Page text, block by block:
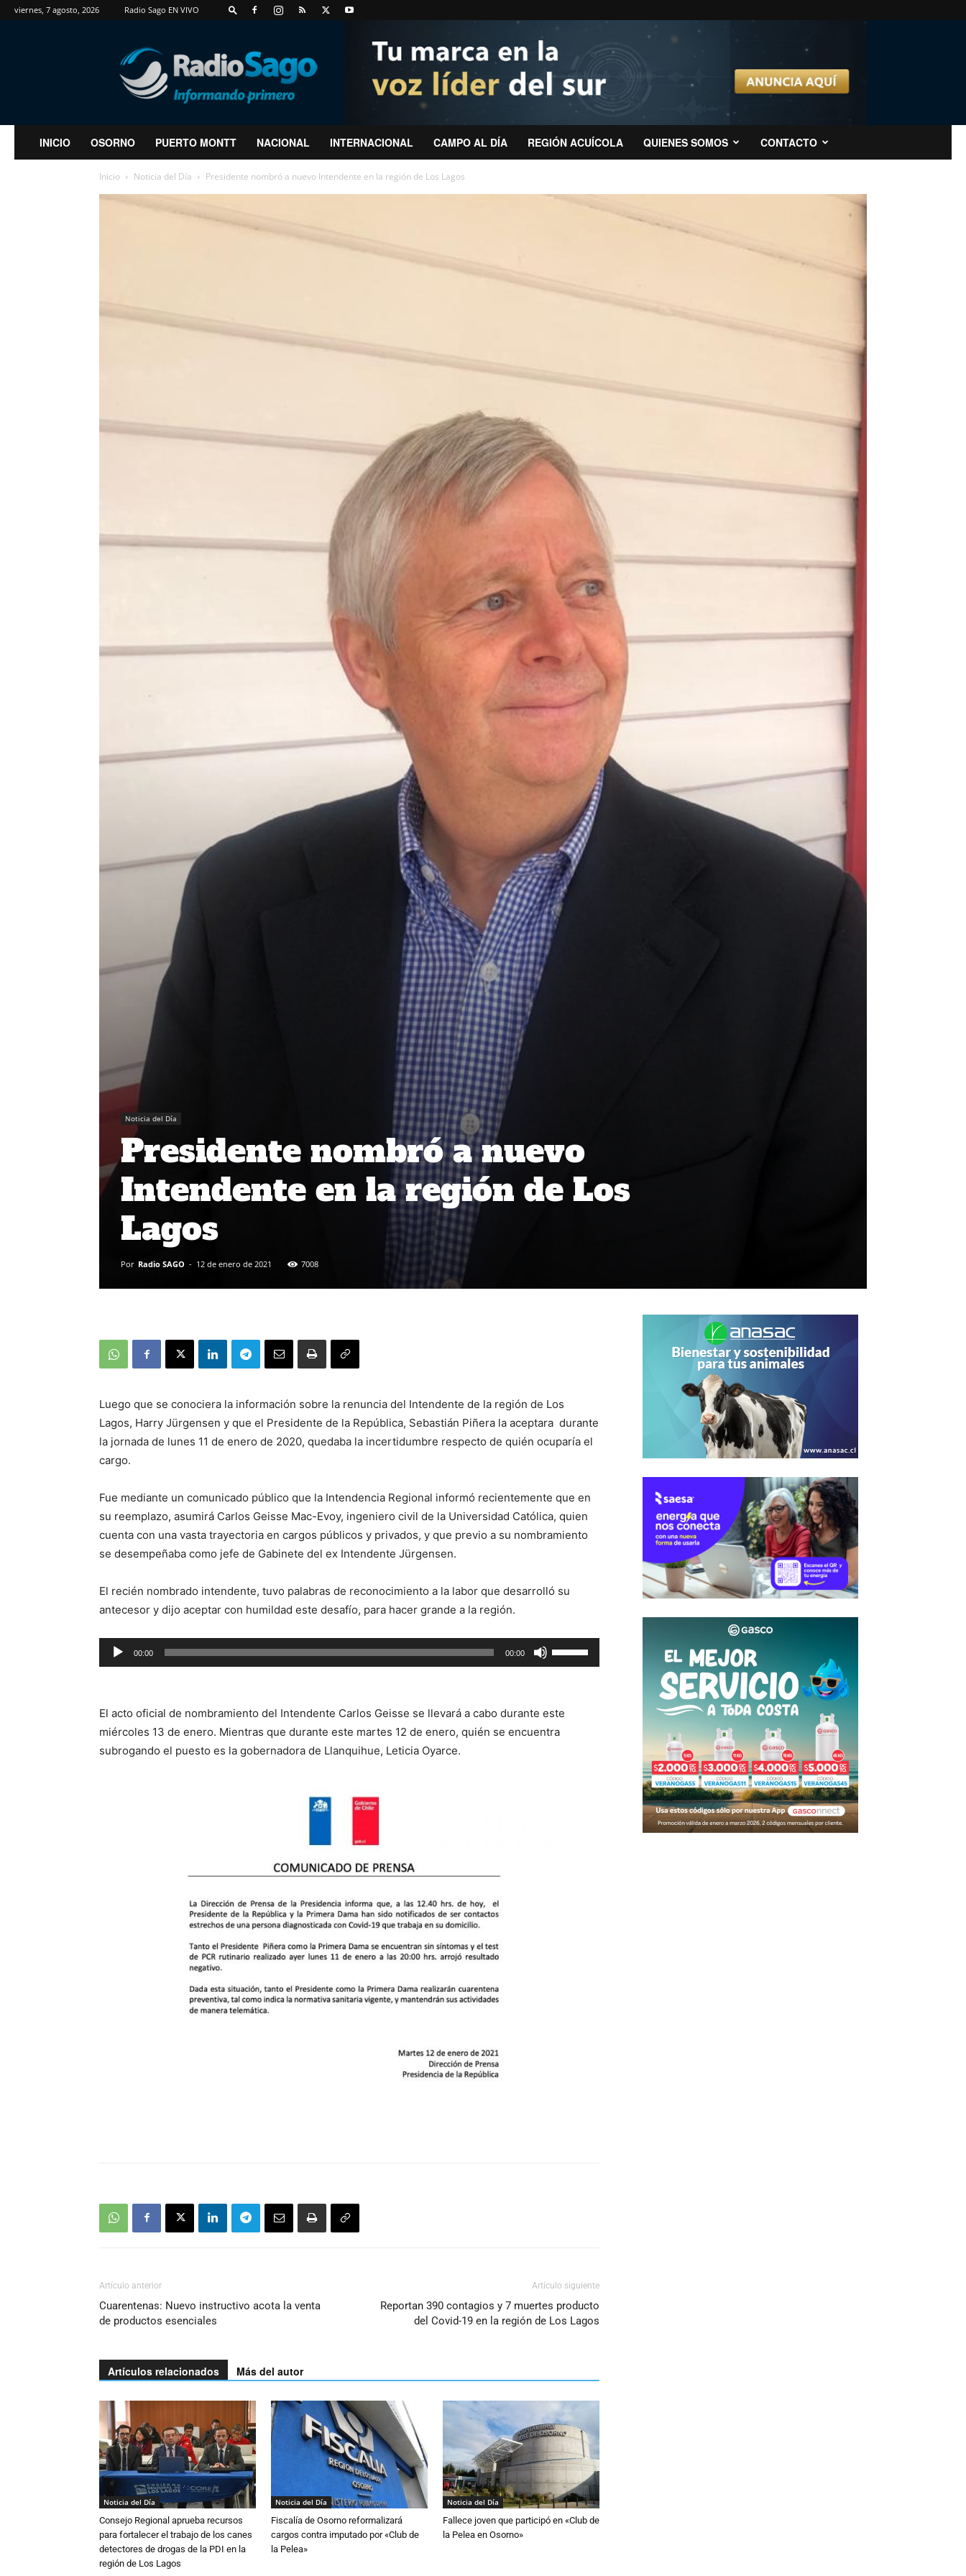
viernes, 7 agosto, 2026 Radio Sago EN VIVO
RadioSago
INICIO OSORNO PUERTO MONTT NACIONAL INTERNACIONAL CAMPO AL DÍA REGIÓN ACUÍCOLA QUIENES SOMOS CONTACTO
Inicio Noticia del Día Presidente nombró a nuevo Intendente en la región de Los Lagos
Noticia del Día
Presidente nombró a nuevo
Intendente en la región de Los
Lagos
Por Radio SAGO - 12 de enero de 2021 7008
Luego que se conociera la información sobre la renuncia del Intendente de la región de Los
Lagos, Harry Jürgensen y que el Presidente de la República, Sebastián Piñera la aceptara durante
la jornada de lunes 11 de enero de 2020, quedaba la incertidumbre respecto de quién ocuparía el
cargo.
Fue mediante un comunicado público que la Intendencia Regional informó recientemente que en
su reemplazo, asumirá Carlos Geisse Mac-Evoy, ingeniero civil de la Universidad Católica, quien
cuenta con una vasta trayectoria en cargos públicos y privados, y que previo a su nombramiento
se desempeñaba como jefe de Gabinete del ex Intendente Jürgensen.
El recién nombrado intendente, tuvo palabras de reconocimiento a la labor que desarrolló su
antecesor y dijo aceptar con humildad este desafío, para hacer grande a la región.
Reproductor
de
00:00 00:00
las
flecha
arriba/abajo
El acto oficial de nombramiento del Intendente Carlos Geisse se llevará a cabo durante este
miércoles 13 de enero. Mientras que durante este martes 12 de enero, quién se encuentra
subrogando el puesto es la gobernadora de Llanquihue, Leticia Oyarce.
Artículo anterior
Cuarentenas: Nuevo instructivo acota la venta
de productos esenciales
Artículo siguiente
Reportan 390 contagios y 7 muertes producto
del Covid-19 en la región de Los Lagos
Artículos relacionados Más del autor
Noticia del Día
Consejo Regional aprueba recursos
para fortalecer el trabajo de los canes
detectores de drogas de la PDI en la
región de Los Lagos
Noticia del Día
Fiscalía de Osorno reformalizará
cargos contra imputado por «Club de
la Pelea»
Noticia del Día
Fallece joven que participó en «Club de
la Pelea en Osorno»